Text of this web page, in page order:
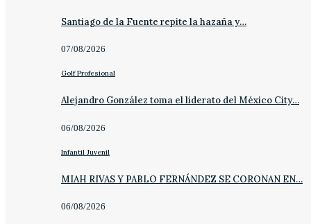
Santiago de la Fuente repite la hazaña y…
07/08/2026
Golf Profesional
Alejandro González toma el liderato del México City…
06/08/2026
Infantil Juvenil
MIAH RIVAS Y PABLO FERNÁNDEZ SE CORONAN EN…
06/08/2026